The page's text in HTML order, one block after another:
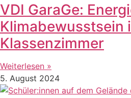
VDI GaraGe:
Klimabewusstsein
Klassenzimmer
Weiterlesen »
5. August 2024